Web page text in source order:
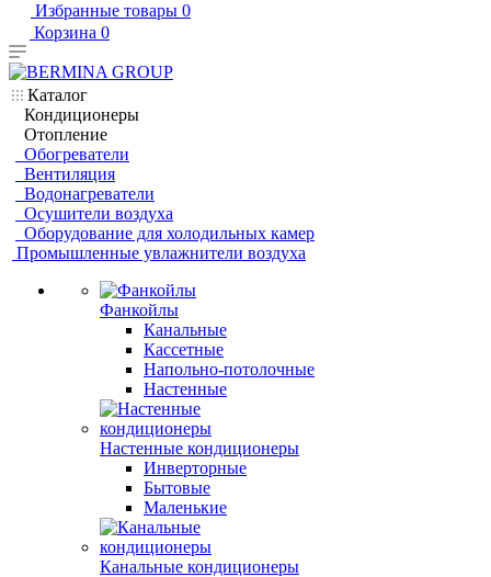
Избранные товары 0
Корзина 0
Каталог
Кондиционеры
Отопление
Обогреватели
Вентиляция
Водонагреватели
Осушители воздуха
Оборудование для холодильных камер
Промышленные увлажнители воздуха
Фанкойлы
Канальные
Кассетные
Напольно-потолочные
Настенные
Настенные кондиционеры
Инверторные
Бытовые
Маленькие
Канальные кондиционеры